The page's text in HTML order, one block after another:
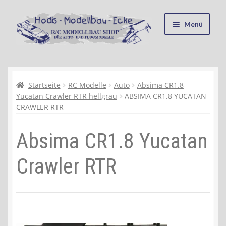
Zur
Navigation
springen
Zum
Inhalt
springen
Menü
Kasse
Mein Konto
Recycling, Entsorgung und Umwelt
Shop
Warenkorb
Startseite RC Modelle Auto
Absima CR1.8
Yucatan Crawler RTR hellgrau
ABSIMA CR1.8 YUCATAN
CRAWLER RTR
Absima CR1.8 Yucatan
Crawler RTR